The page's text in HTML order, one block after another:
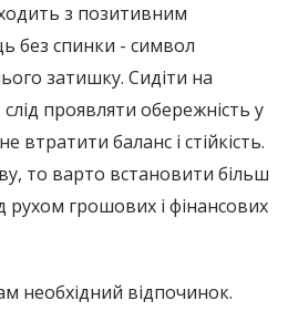
з позитивним
без спинки - символ
затишку. Сидіти на
проявляти обережність у
втратити баланс і стійкість.
то варто встановити більш
грошових і фінансових
необхідний відпочинок.